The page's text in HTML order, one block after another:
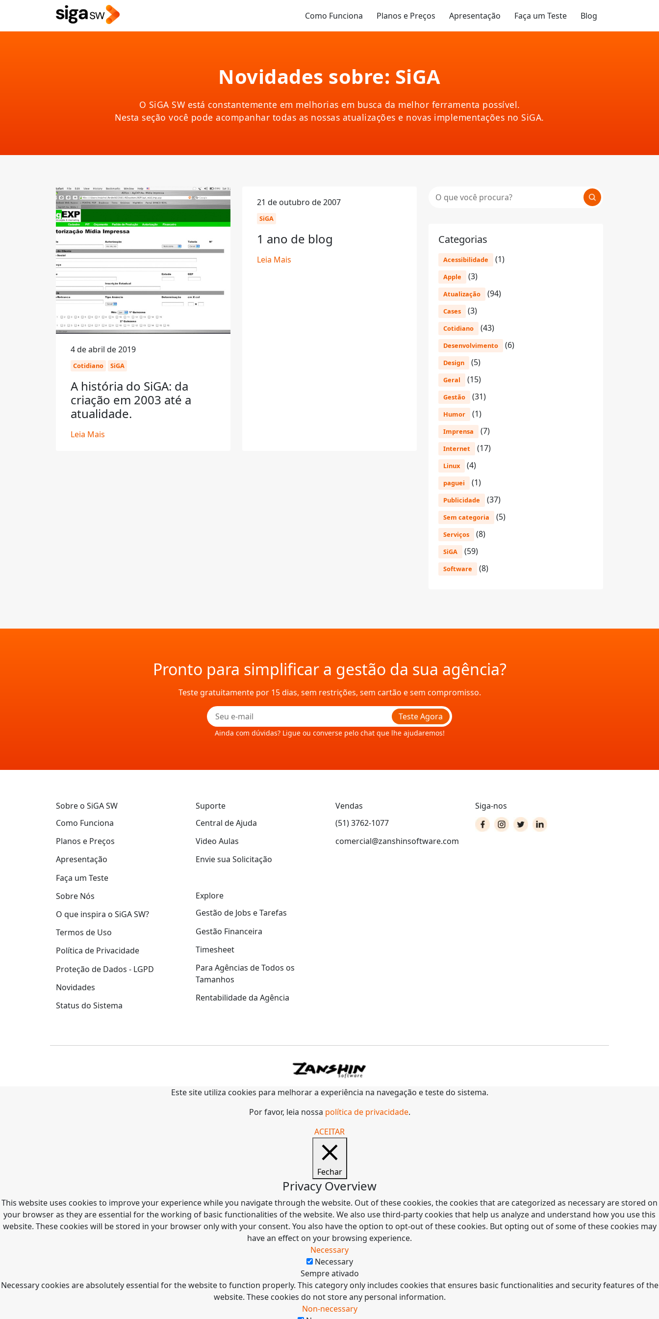
Como Funciona Planos e Preços Apresentação Faça um Teste Blog
Novidades sobre: SiGA
O SiGA SW está constantemente em melhorias em busca da melhor ferramenta possível.
Nesta seção você pode acompanhar todas as nossas atualizações e novas implementações no SiGA.
Categorias
Acessibilidade (1)
Apple (3)
Atualização (94)
Cases (3)
Cotidiano (43)
Desenvolvimento (6)
Design (5)
Geral (15)
Gestão (31)
Humor (1)
Imprensa (7)
Internet (17)
Linux (4)
paguei (1)
Publicidade (37)
Sem categoria (5)
Serviços (8)
SiGA (59)
Software (8)
4 de abril de 2019
Cotidiano SiGA
A história do SiGA: da
criação em 2003 até a
atualidade.
Leia Mais
21 de outubro de 2007
SiGA
1 ano de blog
Leia Mais
Pronto para simplificar a gestão da sua agência?
Teste gratuitamente por 15 dias, sem restrições, sem cartão e sem compromisso.
Teste Agora
Ainda com dúvidas? Ligue ou converse pelo chat que lhe ajudaremos!
Sobre o SiGA SW
Como Funciona
Planos e Preços
Apresentação
Faça um Teste
Sobre Nós
O que inspira o SiGA SW?
Termos de Uso
Política de Privacidade
Proteção de Dados - LGPD
Novidades
Status do Sistema
Suporte
Central de Ajuda
Video Aulas
Envie sua Solicitação
Explore
Gestão de Jobs e Tarefas
Gestão Financeira
Timesheet
Para Agências de Todos os
Tamanhos
Rentabilidade da Agência
Vendas
(51) 3762-1077
comercial@zanshinsoftware.com
Siga-nos
Este site utiliza cookies para melhorar a experiência na navegação e teste do sistema.
Por favor, leia nossa política de privacidade.
ACEITAR
Fechar
Privacy Overview
This website uses cookies to improve your experience while you navigate through the website. Out of these cookies, the cookies that are categorized as necessary are stored on
your browser as they are essential for the working of basic functionalities of the website. We also use third-party cookies that help us analyze and understand how you use this
website. These cookies will be stored in your browser only with your consent. You also have the option to opt-out of these cookies. But opting out of some of these cookies may
have an effect on your browsing experience.
Necessary
Necessary
Sempre ativado
Necessary cookies are absolutely essential for the website to function properly. This category only includes cookies that ensures basic functionalities and security features of the
website. These cookies do not store any personal information.
Non-necessary